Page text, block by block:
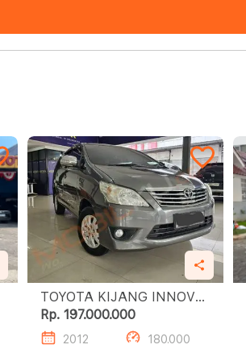
TOYOTA KIJANG INNOVA
2.5L G M/T
Rp. 197.000.000
2012 180.000